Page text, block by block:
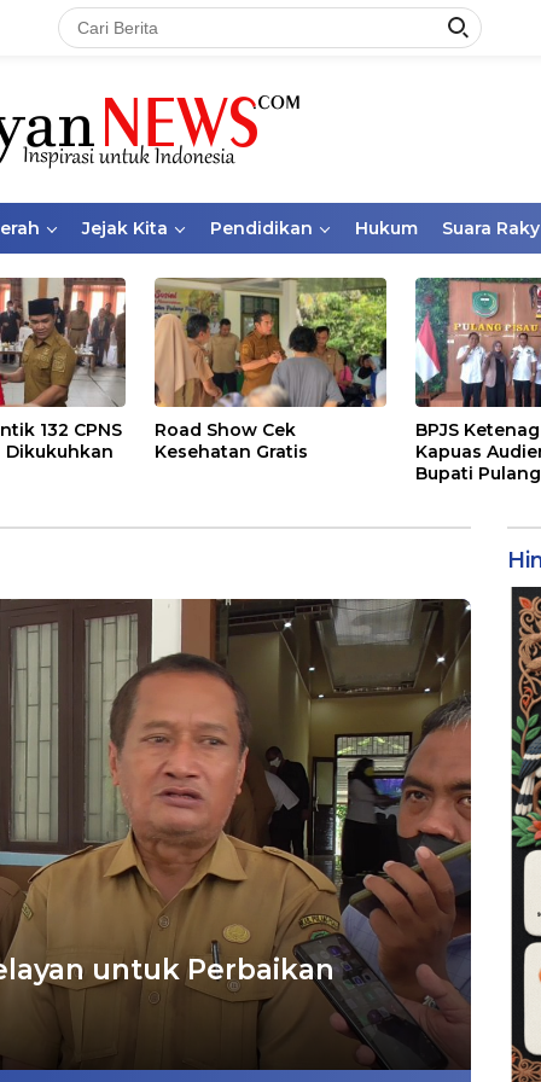
Jejak Kita Pendidikan Hukum Suara
132 CPNS
Dikukuhkan
Road Show Cek
Kesehatan Gratis
BPJS
Kapuas
Bupati
untuk Perbaikan